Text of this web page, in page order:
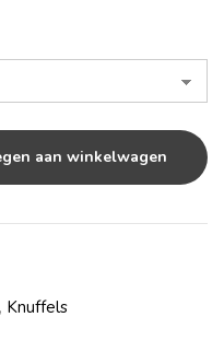
aan winkelwagen
, Knuffels